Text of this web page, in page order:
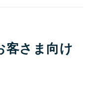
客さま向け